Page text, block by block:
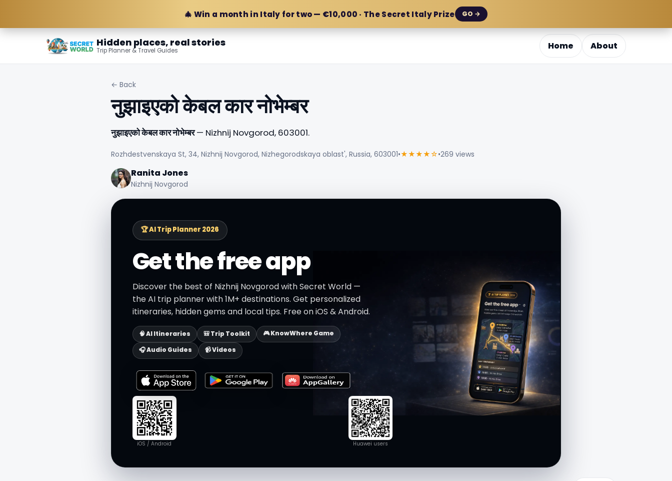
🎄 Win a month in Italy for two — €10,000 · The Secret Italy Prize GO →
Hidden places, real stories
Trip Planner & Travel Guides Home About
← Back
नुझाइएको केबल कार नोभेम्बर
नुझाइएको केबल कार नोभेम्बर— Nizhnij Novgorod, 603001.
Rozhdestvenskaya St, 34, Nizhnij Novgorod, Nizhegorodskaya oblast', Russia, 603001•★★★★☆•269 views
Ranita Jones
Nizhnij Novgorod
🏆 AI Trip Planner 2026
Get the free app
Discover the best of Nizhnij Novgorod with Secret World —
the AI trip planner with 1M+ destinations. Get personalized
itineraries, hidden gems and local tips. Free on iOS & Android.
🧠 AI Itineraries 🎒 Trip Toolkit
🎮 KnowWhere Game
🎧 Audio Guides
📹 Videos
iOS / Android Huawei users